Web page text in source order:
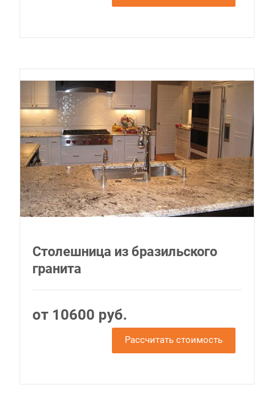
Столешница из бразильского
гранита
от 10600 руб.
Рассчитать стоимость